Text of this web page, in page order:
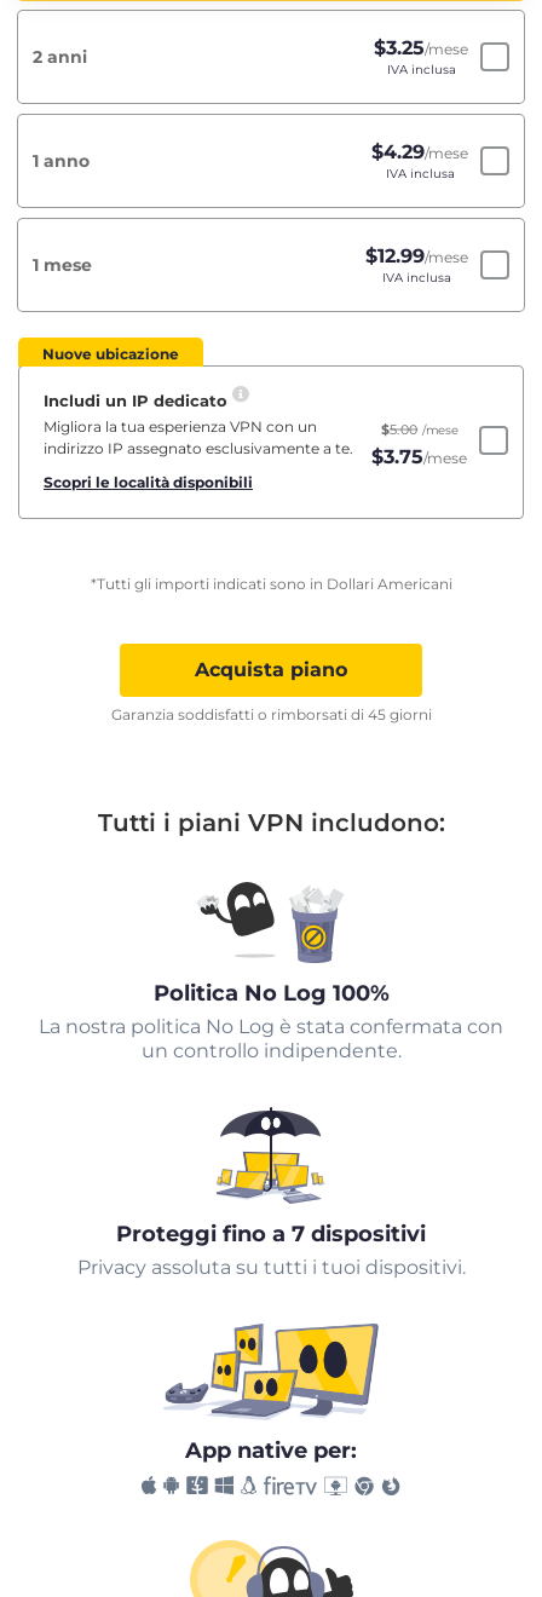
2 anni $3.25/mese
IVA inclusa
1 anno $4.29/mese
IVA inclusa
1 mese $12.99/mese
IVA inclusa
Nuove ubicazione
Includi un IP dedicato
Migliora la tua esperienza VPN con un
indirizzo IP assegnato esclusivamente a te.
Scopri le località disponibili
$5.00 /mese
$3.75/mese
*Tutti gli importi indicati sono in Dollari Americani
Acquista piano
Garanzia soddisfatti o rimborsati di 45 giorni
Tutti i piani VPN includono:
Politica No Log 100%
La nostra politica No Log è stata confermata con
un controllo indipendente.
Proteggi fino a 7 dispositivi
Privacy assoluta su tutti i tuoi dispositivi.
App native per: